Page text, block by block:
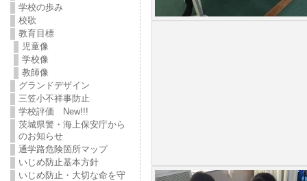
学校の歩み
校歌
教育目標
児童像
学校像
教師像
グランドデザイン
三笠小不祥事防止
学校評価 New!!!
茨城県警・海上保安庁から
のお知らせ
通学路危険箇所マップ
いじめ防止基本方針
いじめ防止・大切な命を守